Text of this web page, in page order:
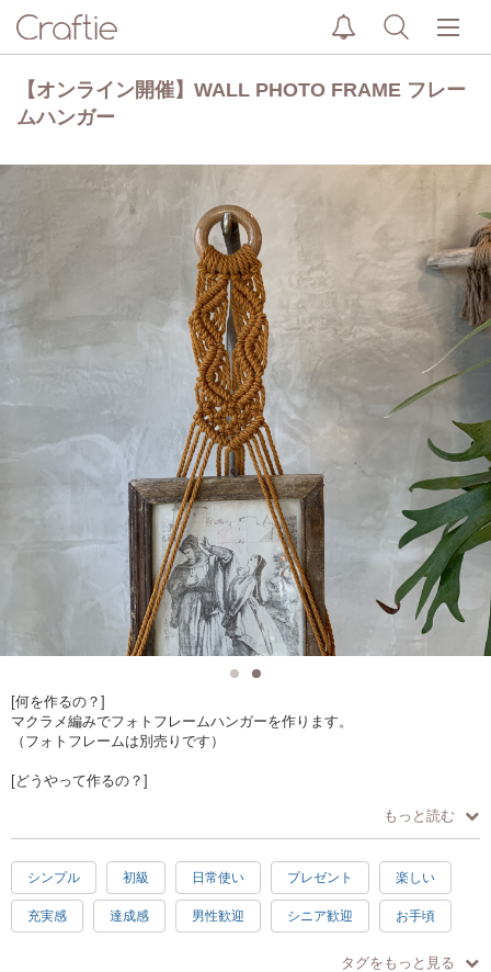
【オンライン開催】WALL PHOTO FRAME フレー
ムハンガー
[何を作るの？]
マクラメ編みでフォトフレームハンガーを作ります。
（フォトフレームは別売りです）
[どうやって作るの？]
[作品仕様]
・高さ/約76センチ 幅/7センチ
[オススメポイント]
もっと読む
シンプル 初級 日常使い プレゼント 楽しい
充実感 達成感 男性歓迎 シニア歓迎 お手頃
ブラウン ブルー
タグをもっと見る